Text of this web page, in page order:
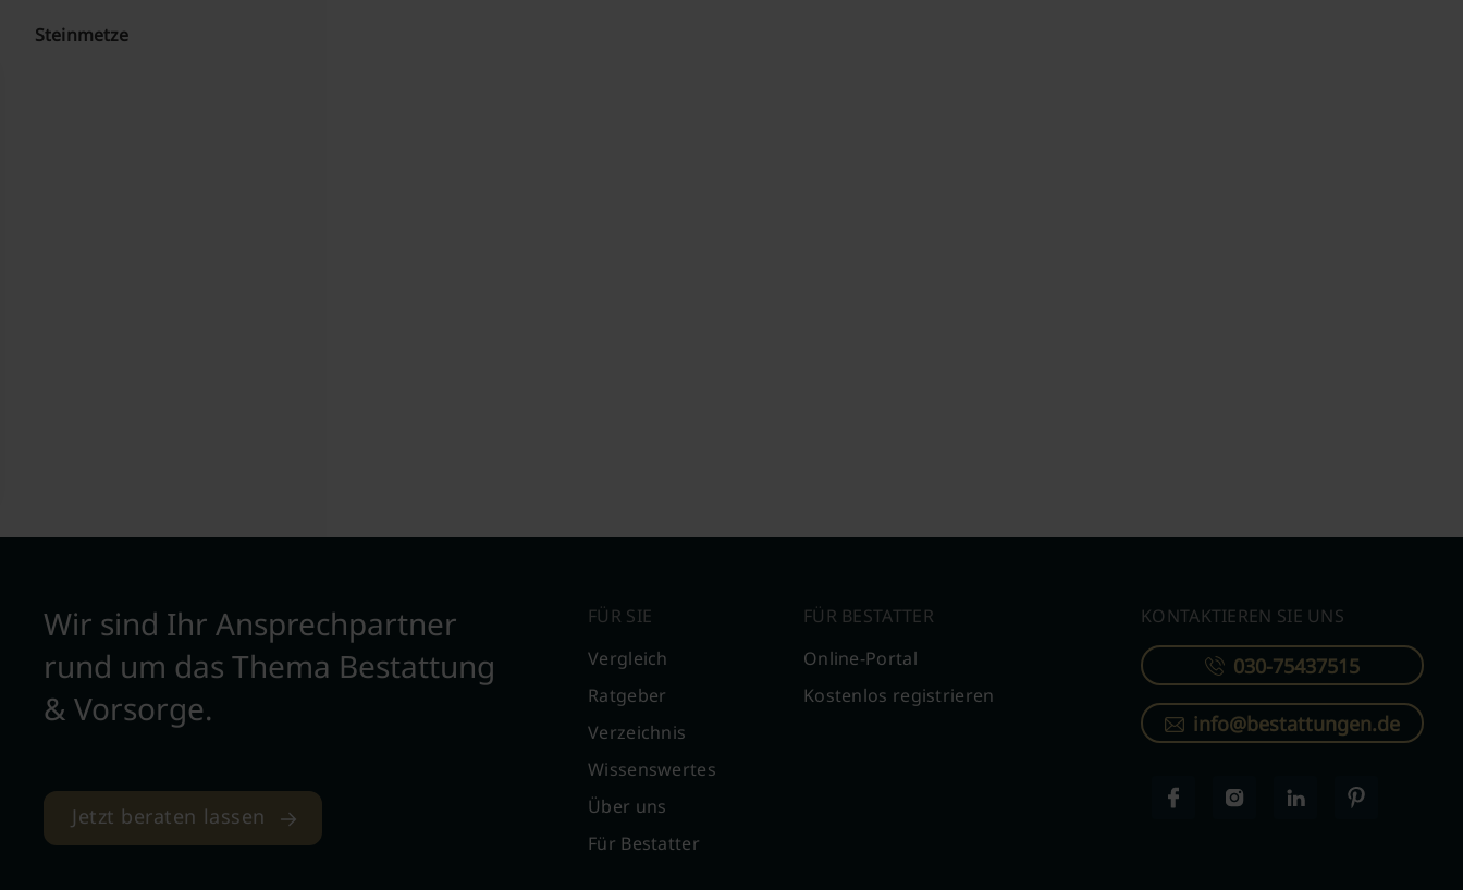
Steinmetze
Wir sind Ihr Ansprechpartner
rund um das Thema Bestattung
& Vorsorge.
Jetzt beraten lassen
FÜR SIE
Vergleich
Ratgeber
Verzeichnis
Wissenswertes
Über uns
Für Bestatter
FÜR BESTATTER
Online-Portal
Kostenlos registrieren
KONTAKTIEREN SIE UNS
030-75437515
info@bestattungen.de